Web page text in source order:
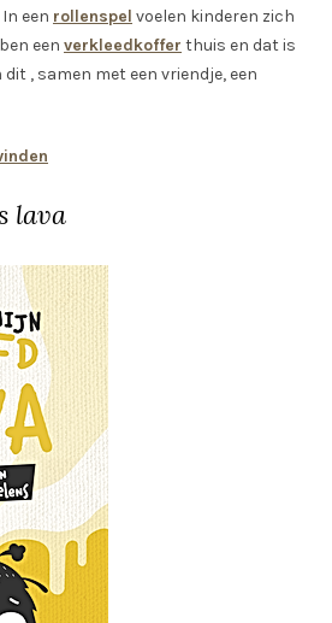
een rollenspel voelen kinderen zich
een verkleedkoffer thuis en dat is
, samen met een vriendje, een
lava